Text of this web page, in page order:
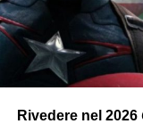
Rivedere nel 2026